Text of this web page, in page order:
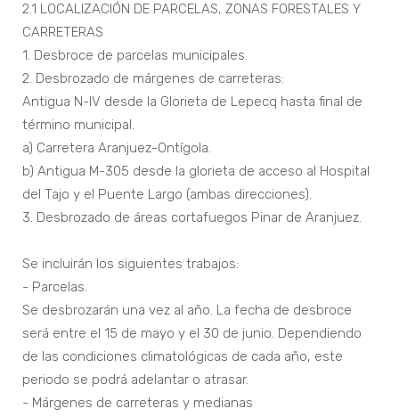
2.1 LOCALIZACIÓN DE PARCELAS, ZONAS FORESTALES Y
CARRETERAS
1. Desbroce de parcelas municipales.
2. Desbrozado de márgenes de carreteras:
Antigua N-IV desde la Glorieta de Lepecq hasta final de
término municipal.
a) Carretera Aranjuez-Ontígola.
b) Antigua M-305 desde la glorieta de acceso al Hospital
del Tajo y el Puente Largo (ambas direcciones).
3. Desbrozado de áreas cortafuegos Pinar de Aranjuez.
Se incluirán los siguientes trabajos:
- Parcelas.
Se desbrozarán una vez al año. La fecha de desbroce
será entre el 15 de mayo y el 30 de junio. Dependiendo
de las condiciones climatológicas de cada año, este
periodo se podrá adelantar o atrasar.
- Márgenes de carreteras y medianas